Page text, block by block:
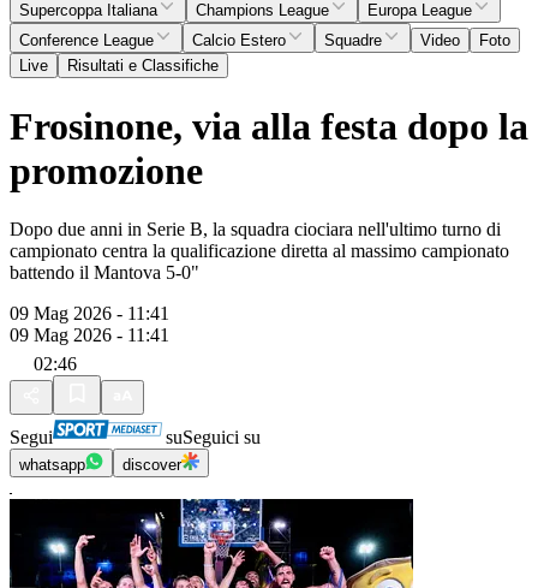
Supercoppa Italiana
Champions League
Europa League
Conference League
Calcio Estero Squadre Video
Foto
Live
Risultati e Classifiche
Frosinone, via alla festa dopo la
promozione
Dopo due anni in Serie B, la squadra ciociara nell'ultimo turno di
campionato centra la qualificazione diretta al massimo campionato
battendo il Mantova 5-0"
09 Mag 2026 - 11:41
09 Mag 2026 - 11:41
02:46
Segui suSeguici su
whatsapp discover